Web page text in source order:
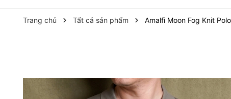
Trang chủ Tất cả sản phẩm Amalfi Moon Fog Knit Polo